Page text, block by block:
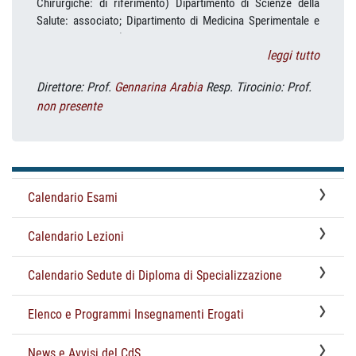
leggi tutto
Direttore: Prof. Gennarina Arabia Resp. Tirocinio: Prof.
non presente
Calendario Esami
Calendario Lezioni
Calendario Sedute di Diploma di Specializzazione
Elenco e Programmi Insegnamenti Erogati